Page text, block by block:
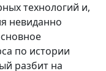
технологий и,
невиданно
по истории
разбит на